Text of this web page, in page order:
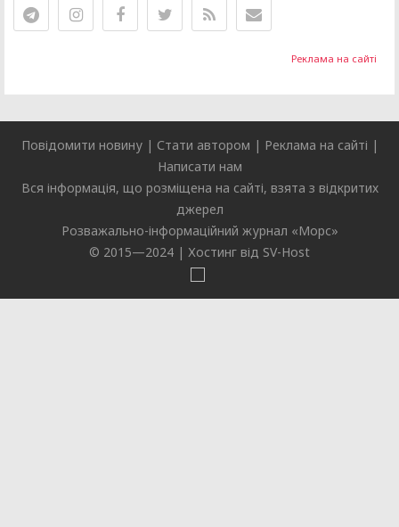
Реклама на сайті
Повідомити новину| Стати автором | Реклама на сайті |
Написати нам
Вся інформація, що розміщена на сайті, взята з відкритих
джерел
Розважально-інформаційний журнал «Морс»
© 2015—2024 | Хостинг від SV-Host